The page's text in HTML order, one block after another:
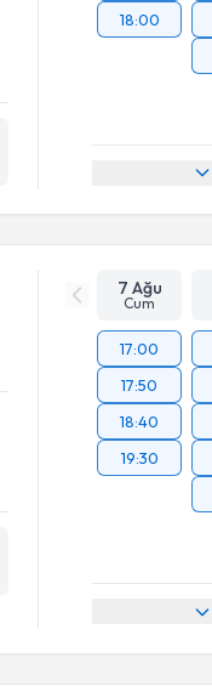
18:00
7 Ağu
Cum
17:00
17:50
18:40
19:30